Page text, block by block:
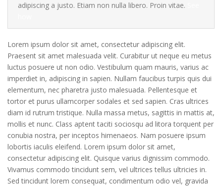
adipiscing a justo. Etiam non nulla libero. Proin vitae.
Lorem ipsum dolor sit amet, consectetur adipiscing elit.
Praesent sit amet malesuada velit. Curabitur ut neque eu metus
luctus posuere ut non odio. Vestibulum quam mauris, varius ac
imperdiet in, adipiscing in sapien. Nullam faucibus turpis quis dui
elementum, nec pharetra justo malesuada. Pellentesque et
tortor et purus ullamcorper sodales et sed sapien. Cras ultrices
diam id rutrum tristique. Nulla massa metus, sagittis in mattis at,
mollis et nunc. Class aptent taciti sociosqu ad litora torquent per
conubia nostra, per inceptos himenaeos. Nam posuere ipsum
lobortis iaculis eleifend. Lorem ipsum dolor sit amet,
consectetur adipiscing elit. Quisque varius dignissim commodo.
Vivamus commodo tincidunt sem, vel ultrices tellus ultricies in.
Sed tincidunt lorem consequat, condimentum odio vel, gravida